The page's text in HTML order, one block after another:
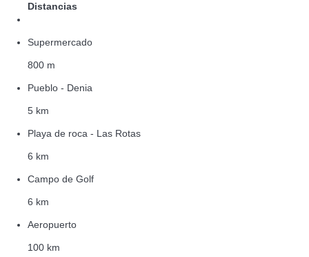
Distancias
Supermercado
800 m
Pueblo - Denia
5 km
Playa de roca - Las Rotas
6 km
Campo de Golf
6 km
Aeropuerto
100 km